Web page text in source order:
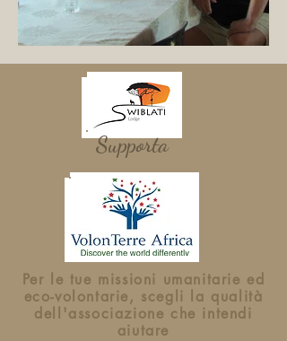
Supporta
Per le tue missioni umanitarie ed
eco-volontarie, scegli la qualità
dell'associazione che intendi
aiutare